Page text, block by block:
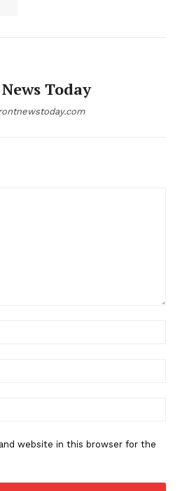
Today
website in this browser for the